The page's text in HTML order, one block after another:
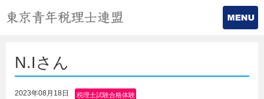
N.Iさん
2023年08月18日
税理士試験合格体験